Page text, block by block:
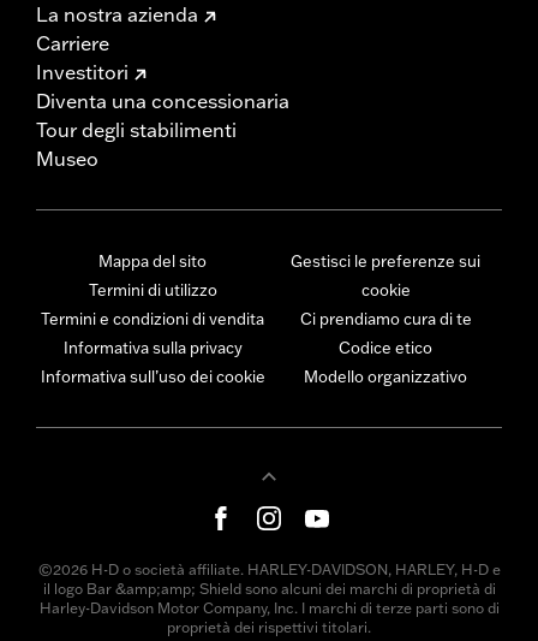
La nostra azienda
Carriere
Investitori
Diventa una concessionaria
Tour degli stabilimenti
Museo
Mappa del sito
Termini di utilizzo
Termini e condizioni di vendita
Informativa sulla privacy
Informativa sull’uso dei cookie
Gestisci le preferenze sui
cookie
Ci prendiamo cura di te
Codice etico
Modello organizzativo
©2026 H-D o società affiliate. HARLEY-DAVIDSON, HARLEY, H-D e
il logo Bar &amp;amp; Shield sono alcuni dei marchi di proprietà di
Harley-Davidson Motor Company, Inc. I marchi di terze parti sono di
proprietà dei rispettivi titolari.